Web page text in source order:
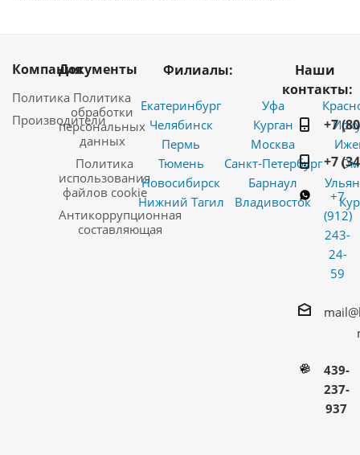
Компания
Политика
Производители
Документы
Политика
обработки
персональных
данных
Политика
использования
файлов cookie
Антикоррупционная
составляющая
Филиалы:
Екатеринбург
Челябинск
Пермь
Тюмень
Новосибирск
Нижний Тагил
Уфа
Курган
Москва
Санкт-Петербург
Барнаул
Владивосток
Наши
контакты:
+7
+7
+7
(912)
243-
24-
59
439-
237-
937